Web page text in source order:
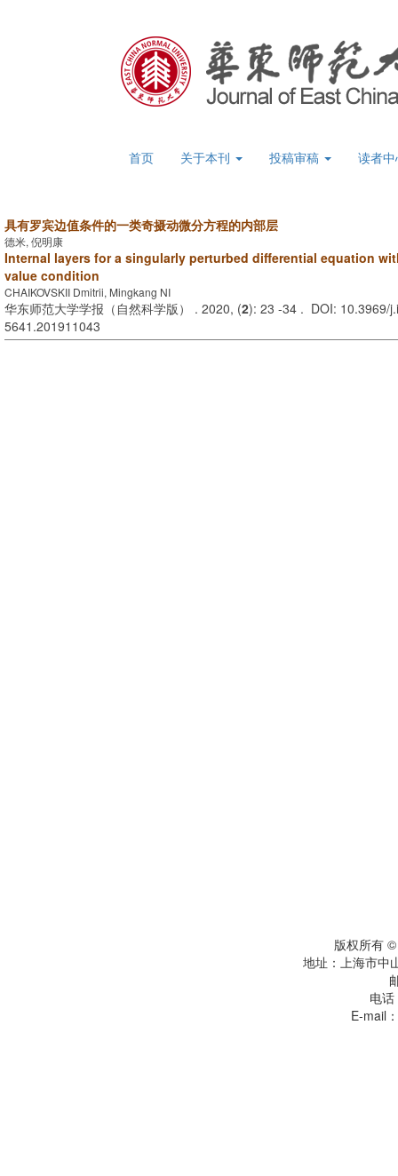
首页 关于本刊 投稿审稿 读者
具有罗宾边值条件的一类奇摄动微分方程的内部层
德米, 倪明康
Internal layers for a singularly perturbed differential equation
value condition
CHAIKOVSKII Dmitrii, Mingkang NI
华东师范大学学报（自然科学版） . 2020, (2): 23 -34 . DOI: 10.3969/
5641.201911043
版权所有
地址：上海市
电
E-mail